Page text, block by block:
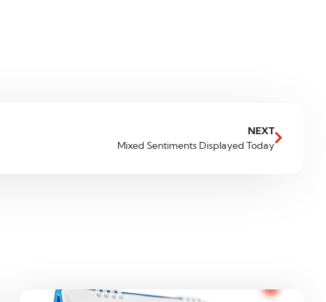
NEXT
Mixed Sentiments Displayed Today